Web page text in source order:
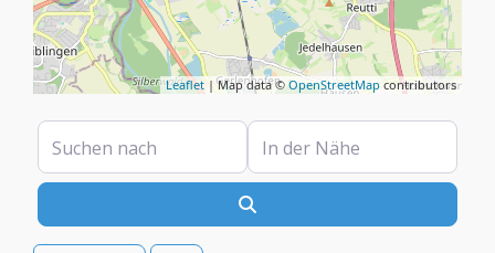
Leaflet | Map data © OpenStreetMapcontributors
Suchen nach In der Nähe